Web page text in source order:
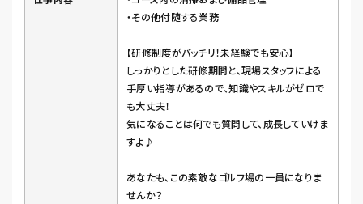
・その他付随する業務
【研修制度がバッチリ！未経験でも安心】
しっかりとした研修期間と、現場スタッフによる
手厚い指導があるので、知識やスキルがゼロで
も大丈夫！
気になることは何でも質問して、成長していけま
すよ♪
あなたも、この素敵なゴルフ場の一員になりま
せんか？